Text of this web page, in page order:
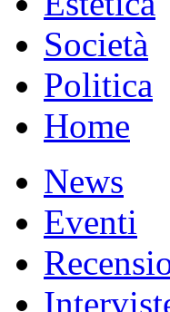
Società
Politica
Home
News
Eventi